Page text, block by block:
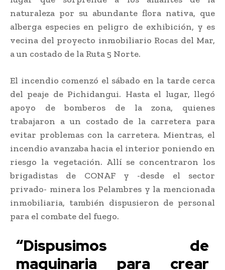
naturaleza por su abundante flora nativa, que
alberga especies en peligro de exhibición, y es
vecina del proyecto inmobiliario Rocas del Mar,
a un costado de la Ruta 5 Norte.
El incendio comenzó el sábado en la tarde cerca
del peaje de Pichidangui. Hasta el lugar, llegó
apoyo de bomberos de la zona, quienes
trabajaron a un costado de la carretera para
evitar problemas con la carretera. Mientras, el
incendio avanzaba hacia el interior poniendo en
riesgo la vegetación. Allí se concentraron los
brigadistas de CONAF y -desde el sector
privado- minera los Pelambres y la mencionada
inmobiliaria, también dispusieron de personal
para el combate del fuego.
“Dispusimos de
maquinaria para crear